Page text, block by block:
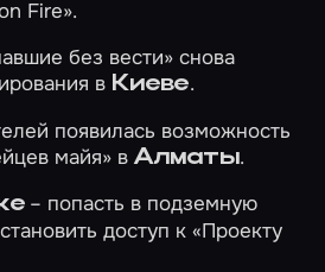
Fire».
без вести» снова
в Киеве.
появилась возможность
майя» вАлматы.
– попасть в подземную
доступ к«Проекту